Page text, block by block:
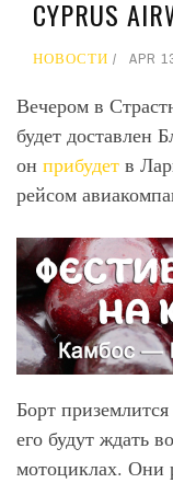
CYPRUS
НОВОСТИ APR
Вечером в
будет доставлен
он прибудет в
рейсом
Борт
его будут ждать
мотоциклах. Они